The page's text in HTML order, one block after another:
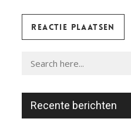
Recente berichten